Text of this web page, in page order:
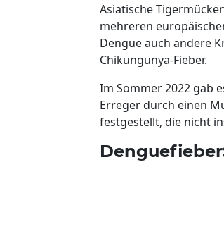
Asiatische
mehreren
Dengue auch andere
Chikungunya-Fieber.
Im Sommer 2022 gab
Erreger durch einen
festgestellt, die nicht